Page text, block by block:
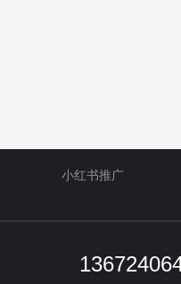
小红书推广